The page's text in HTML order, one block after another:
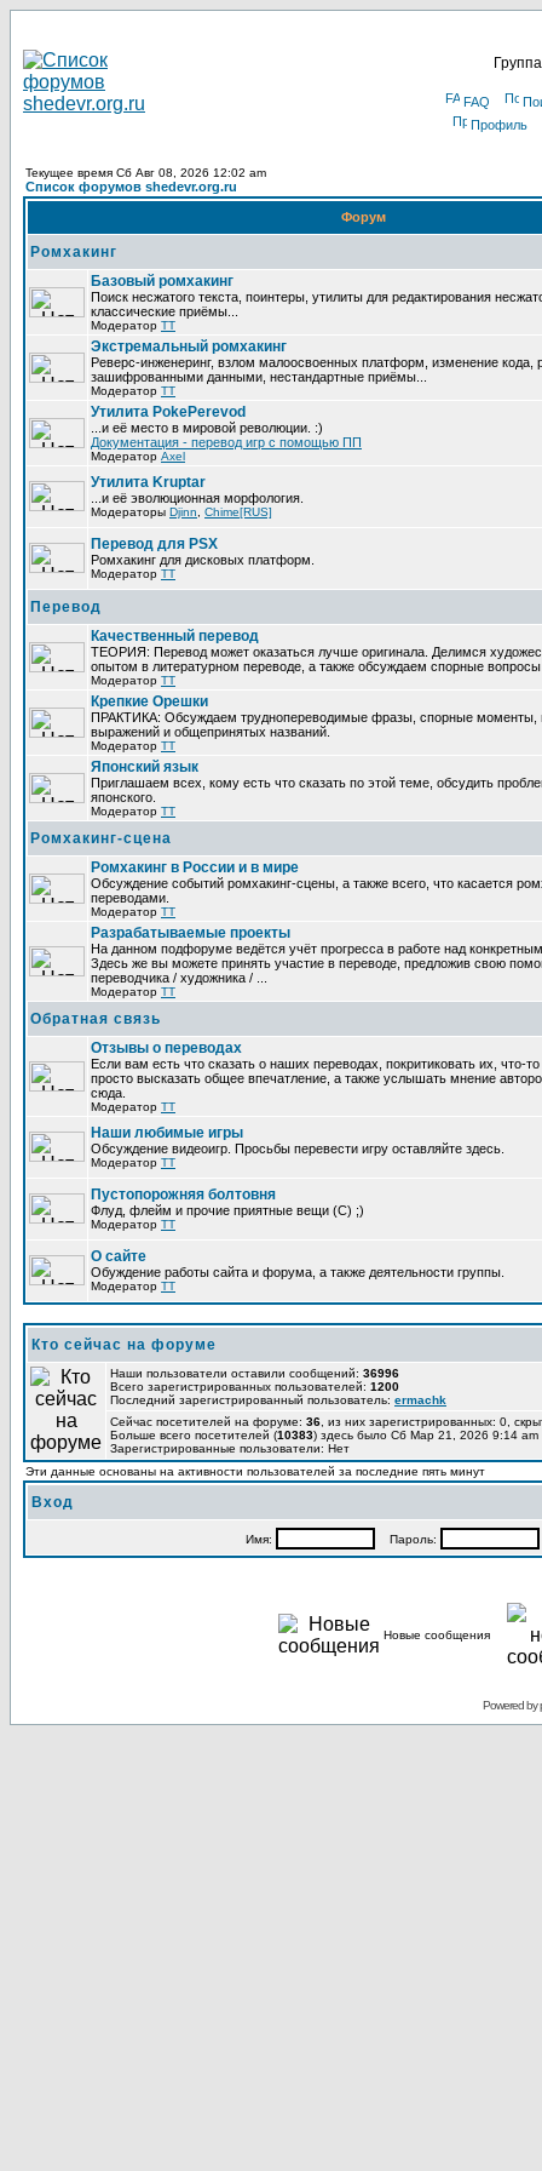
FAQ
Профиль
Текущее время Сб Авг 08, 2026 12:02 am
Список форумов shedevr.org.ru
Форум
Ромхакинг
Базовый ромхакинг
Поиск несжатого текста, поинтеры, утилиты для редактирования
классические приёмы...
Модератор TT
Экстремальный ромхакинг
Реверс-инженеринг, взлом малоосвоенных платформ, изменение кода,
зашифрованными данными, нестандартные приёмы...
Модератор TT
Утилита PokePerevod
...и её место в мировой революции. :)
Документация - перевод игр с помощью ПП
Модератор Axel
Утилита Kruptar
...и её эволюционная морфология.
Модераторы Djinn Chime[RUS]
Перевод для PSX
Ромхакинг для дисковых платформ.
Модератор TT
Перевод
Качественный перевод
ТЕОРИЯ: Перевод может оказаться лучше оригинала. Делимся
опытом в литературном переводе, а также обсуждаем спорные вопросы
Модератор TT
Крепкие Орешки
ПРАКТИКА: Обсуждаем труднопереводимые фразы, спорные моменты,
выражений и общепринятых названий.
Модератор TT
Японский язык
Приглашаем всех, кому есть что сказать по этой теме, обсудить
японского.
Модератор TT
Ромхакинг-сцена
Ромхакинг в России и в мире
Обсуждение событий ромхакинг-сцены, а также всего, что касается
переводами.
Модератор TT
Разрабатываемые проекты
На данном подфоруме ведётся учёт прогресса в работе над
Здесь же вы можете принять участие в переводе, предложив свою
переводчика / художника / ...
Модератор TT
Обратная связь
Отзывы о переводах
Если вам есть что сказать о наших переводах, покритиковать их, что-
просто высказать общее впечатление, а также услышать мнение
сюда.
Модератор TT
Наши любимые игры
Обсуждение видеоигр. Просьбы перевести игру оставляйте здесь.
Модератор TT
Пустопорожняя болтовня
Флуд, флейм и прочие приятные вещи (C) ;)
Модератор TT
О сайте
Обуждение работы сайта и форума, а также деятельности группы.
Модератор TT
Кто сейчас на форуме
Наши пользователи оставили сообщений: 36996
Всего зарегистрированных пользователей: 1200
Последний зарегистрированный пользователь: ermachk
Сейчас посетителей на форуме: 36 , из них зарегистрированных: 0,
Больше всего посетителей (10383) здесь было Сб Мар 21, 2026 9:14 am
Зарегистрированные пользователи: Нет
Эти данные основаны на активности пользователей за последние пять минут
Вход
Имя: Пароль:
Новые сообщения
Powered by